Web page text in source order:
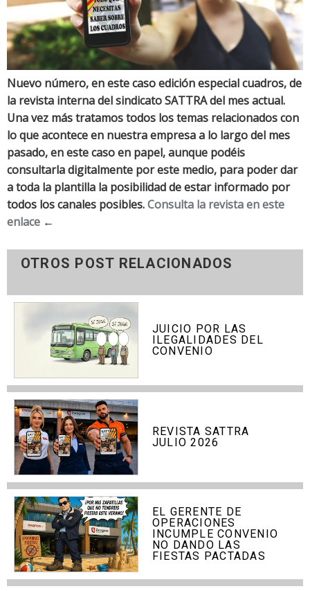
Nuevo número, en este caso edición especial cuadros, de
la revista interna del sindicato SATTRA del mes actual.
Una vez más tratamos todos los temas relacionados con
lo que acontece en nuestra empresa a lo largo del mes
pasado, en este caso en papel, aunque podéis
consultarla digitalmente por este medio, para poder dar
a toda la plantilla la posibilidad de estar informado por
todos los canales posibles.Consulta la revista en este
enlace ←
OTROS POST RELACIONADOS
JUICIO POR LAS
ILEGALIDADES DEL
CONVENIO
REVISTA SATTRA
JULIO 2026
EL GERENTE DE
OPERACIONES
INCUMPLE CONVENIO
NO DANDO LAS
FIESTAS PACTADAS